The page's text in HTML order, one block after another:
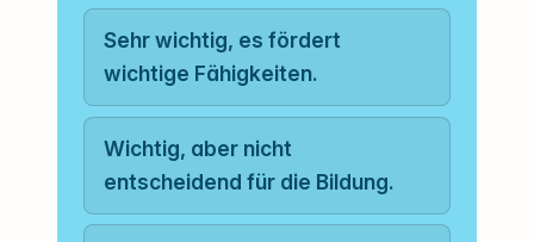
Sehr wichtig, es fördert
wichtige Fähigkeiten.
Wichtig, aber nicht
entscheidend für die Bildung.